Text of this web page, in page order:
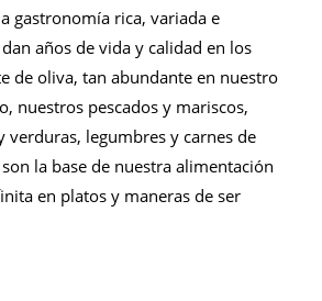
gastronomía rica, variada e
años de vida y calidad en los
de oliva, tan abundante en nuestro
nuestros pescados y mariscos,
verduras, legumbres y carnes de
la base de nuestra alimentación
en platos y maneras de ser